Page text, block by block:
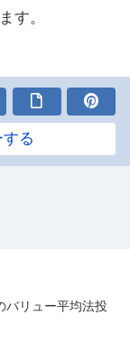
す。
る
リュー平均法投